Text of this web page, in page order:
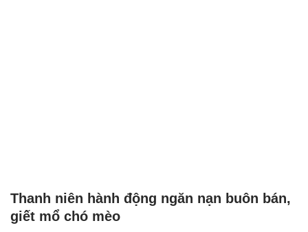
Thanh niên hành động ngăn nạn buôn bán,
giết mổ chó mèo